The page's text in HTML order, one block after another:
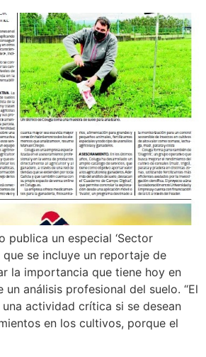
publica un especial ‘Sector
que se incluye un reportaje de
la importancia que tiene hoy en
análisis profesional del suelo. “El
actividad crítica si se desean
en los cultivos, porque el